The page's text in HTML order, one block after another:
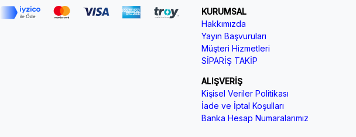
KURUMSAL
Hakkımızda
Yayın Başvuruları
Müşteri Hizmetleri
SİPARİŞ TAKİP
ALIŞVERİŞ
Kişisel Veriler Politikası
İade ve İptal Koşulları
Banka Hesap Numaralarımız